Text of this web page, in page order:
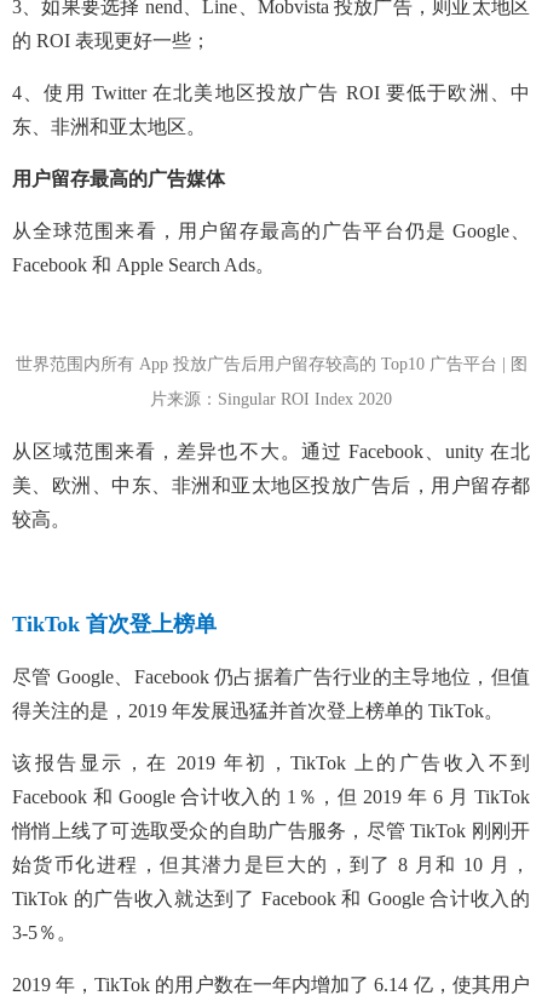
3、如果要选择 nend、Line、Mobvista 投放广告，则亚太地区
的 ROI 表现更好一些；
4、使用 Twitter 在北美地区投放广告 ROI 要低于欧洲、中
东、非洲和亚太地区。
用户留存最高的广告媒体
从全球范围来看，用户留存最高的广告平台仍是 Google、
Facebook 和 Apple Search Ads。
世界范围内所有 App 投放广告后用户留存较高的 Top10 广告平台 | 图
片来源：Singular ROI Index 2020
从区域范围来看，差异也不大。通过 Facebook、unity 在北
美、欧洲、中东、非洲和亚太地区投放广告后，用户留存都
较高。
TikTok 首次登上榜单
尽管 Google、Facebook 仍占据着广告行业的主导地位，但值
得关注的是，2019 年发展迅猛并首次登上榜单的 TikTok。
该报告显示，在 2019 年初，TikTok 上的广告收入不到
Facebook 和 Google 合计收入的 1％，但 2019 年 6 月 TikTok
悄悄上线了可选取受众的自助广告服务，尽管 TikTok 刚刚开
始货币化进程，但其潜力是巨大的，到了 8 月和 10 月，
TikTok 的广告收入就达到了 Facebook 和 Google 合计收入的
3-5％。
2019 年，TikTok 的用户数在一年内增加了 6.14 亿，使其用户